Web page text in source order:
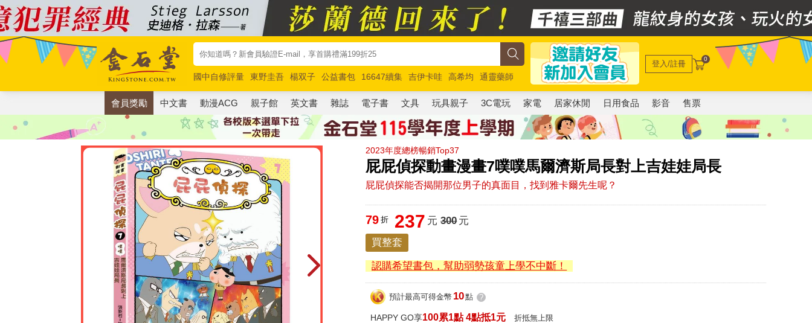
國中自修評量 東野圭吾 楊双子 公益書包 16647續集 吉伊卡哇 高希均
通靈藥師
唯紅花綻放
奧德賽 路邊攤新作 馬斯克 玩具總動員5 超慢跑
登入/註冊 0
會員獎勵 中文書 動漫ACG 親子館 英文書 雜誌 電子書 文具 玩具親子 3C電玩 家電 居家休閒 日用食品 影音 售票
2023年度總榜暢銷Top37
屁屁偵探動畫漫畫7噗噗馬爾濟斯局長對上吉娃娃局長
屁屁偵探能否揭開那位男子的真面目，找到雅卡爾先生呢？
79 折 237 元 300元
買整套
認購希望書包，幫助弱勢孩童上學不中斷！
預計最高可得金幣 10點 ?
HAPPY GO享100累1點 4點抵1元 折抵無上限